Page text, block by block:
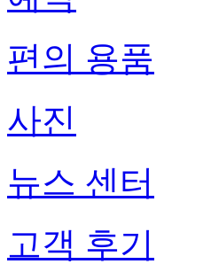
편의 용품
사진
뉴스 센터
고객 후기